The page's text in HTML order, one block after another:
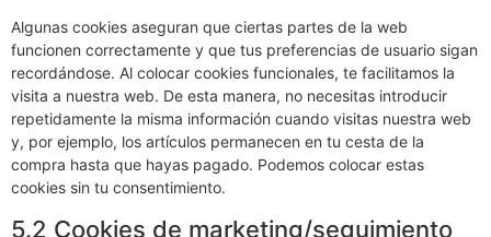
Algunas cookies aseguran que ciertas partes de la web
funcionen correctamente y que tus preferencias de usuario sigan
recordándose. Al colocar cookies funcionales, te facilitamos la
visita a nuestra web. De esta manera, no necesitas introducir
repetidamente la misma información cuando visitas nuestra web
y, por ejemplo, los artículos permanecen en tu cesta de la
compra hasta que hayas pagado. Podemos colocar estas
cookies sin tu consentimiento.
5.2 Cookies de marketing/seguimiento